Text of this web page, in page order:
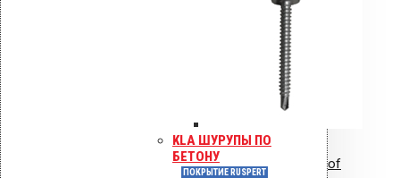
KLA ШУРУПЫ ПО
БЕТОНУ
ПОКРЫТИЕ RUSPERT
Инструкция по монтажу: Vilpe HS
Huopa/State проходной элемент
Инструкция по монтажу: Uniroof